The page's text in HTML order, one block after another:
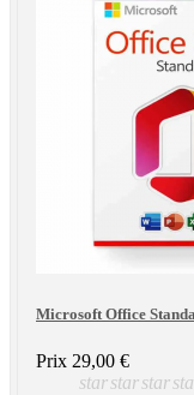
Microsoft Office
Prix 29,00 €
starstarstar